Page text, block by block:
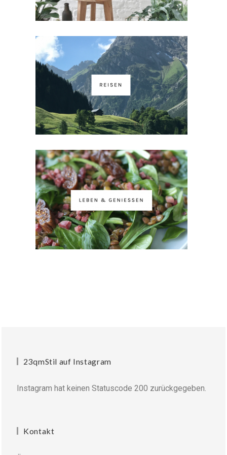
23qmStil auf Instagram
Instagram hat keinen Statuscode 200 zurückgegeben.
Kontakt